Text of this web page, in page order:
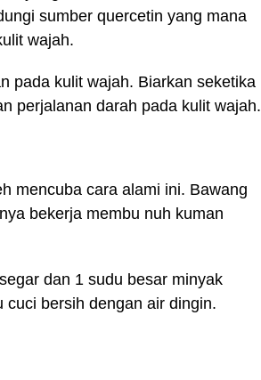
sumber quercetin yang mana
wajah.
pada kulit wajah. Biarkan seketika
perjalanan darah pada kulit wajah.
mencuba cara alami ini. Bawang
bekerja membu nuh kuman
dan 1 sudu besar minyak
bersih dengan air dingin.